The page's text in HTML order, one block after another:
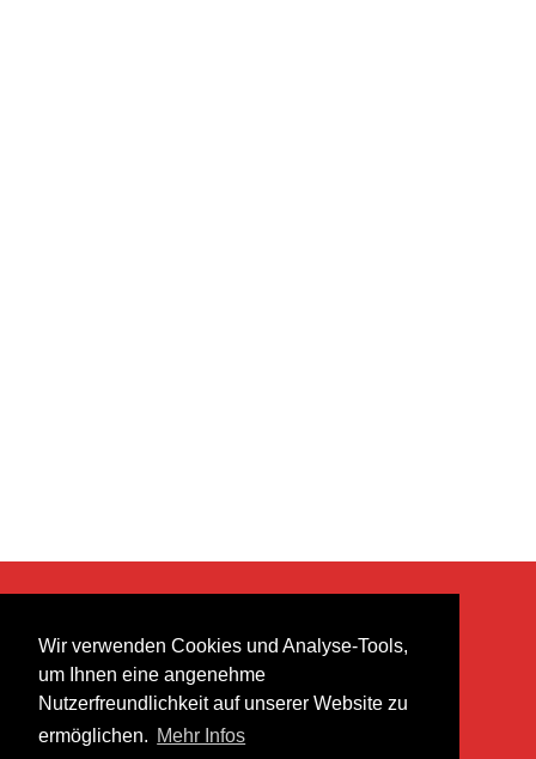
Wir verwenden Cookies und Analyse-Tools,
um Ihnen eine angenehme
Nutzerfreundlichkeit auf unserer Website zu
ermöglichen. Mehr Infos
heer musik ag
Lättenstrasse 35
8952 Schlieren
info@heermusic.com